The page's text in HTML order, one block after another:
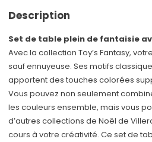
cm
Description
Set de table plein de fantaisie
Avec la collection Toy’s Fantasy,
sauf ennuyeuse. Ses motifs
apportent des touches colorées
Vous pouvez non seulement
les couleurs ensemble, mais vous
d’autres collections de Noël de
cours à votre créativité. Ce set de